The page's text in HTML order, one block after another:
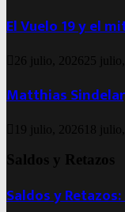
El Vuelo 19 y el
26 julio, 2026 25
Matthias
19 julio, 2026 18
Saldos y Retazos
Saldos y